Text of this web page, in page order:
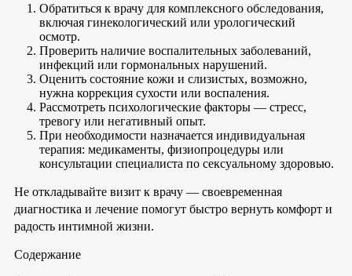
Обратиться к врачу для комплексного обследования,
включая гинекологический или урологический
осмотр.
Проверить наличие воспалительных заболеваний,
инфекций или гормональных нарушений.
Оценить состояние кожи и слизистых, возможно,
нужна коррекция сухости или воспаления.
Рассмотреть психологические факторы — стресс,
тревогу или негативный опыт.
При необходимости назначается индивидуальная
терапия: медикаменты, физиопроцедуры или
консультации специалиста по сексуальному здоровью.
Не откладывайте визит к врачу — своевременная
диагностика и лечение помогут быстро вернуть комфорт и
радость интимной жизни.
Содержание